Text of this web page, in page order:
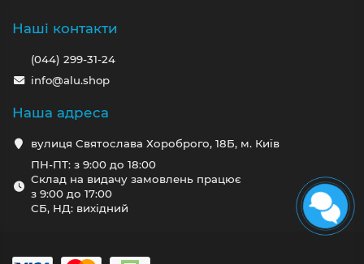
Наші контакти
(044) 299-31-24
info@alu.shop
Наша адреса
вулиця Святослава Хороброго, 18Б, м. Київ
ПН-ПТ: з 9:00 до 18:00
Склад на видачу замовлень працює
з 9:00 до 17:00
СБ, НД: вихідний